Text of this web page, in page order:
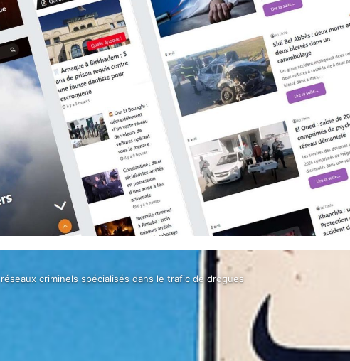
criminels spécialisés dans le trafic de drogues